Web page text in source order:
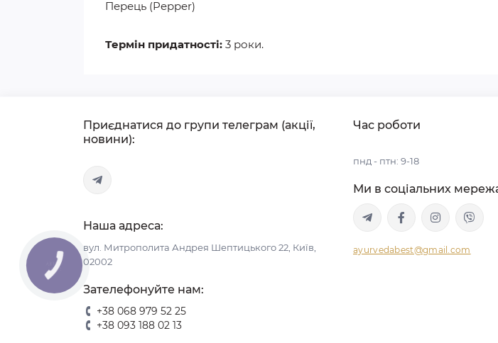
Перець (Pepper)
Термін придатності: 3 роки.
Приєднатися до групи телеграм (акції,
новини):
Наша адреса:
вул. Митрополита Андрея Шептицького 22, Київ,
02002
Зателефонуйте нам:
+38 068 979 52 25
+38 093 188 02 13
Час роботи
пнд - птн: 9-18
Ми в соціальних
ayurvedabest@gmail.com
КНОПКА
СВЯЗИ